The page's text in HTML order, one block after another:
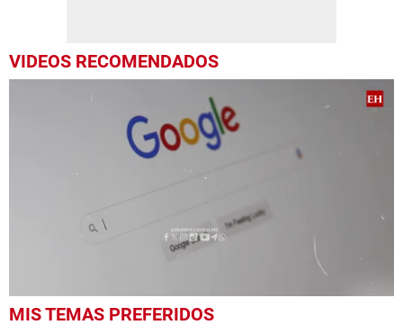
VIDEOS RECOMENDADOS
seconds
MIS TEMAS PREFERIDOS